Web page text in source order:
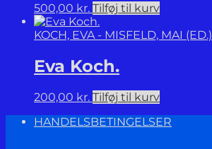
500,00 kr. Tilføj til kurv
KOCH, EVA - MISFELD, MAI (ED.)
Eva Koch.
200,00 kr. Tilføj til kurv
HANDELSBETINGELSER